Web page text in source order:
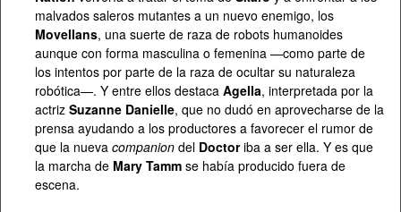
malvados saleros mutantes a un nuevo enemigo, los
Movellans, una suerte de raza de robots humanoides
aunque con forma masculina o femenina —como parte de
los intentos por parte de la raza de ocultar su naturaleza
robótica—. Y entre ellos destaca Agella, interpretada por la
actriz Suzanne Danielle, que no dudó en aprovecharse de la
prensa ayudando a los productores a favorecer el rumor de
que la nueva companion del Doctoriba a ser ella. Y es que
la marcha de Mary Tamm se había producido fuera de
escena.